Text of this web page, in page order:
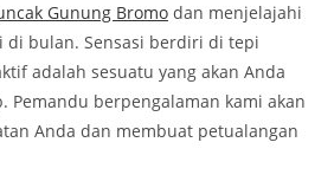
Gunung Bromo dan menjelajahi
di bulan. Sensasi berdiri di tepi
adalah sesuatu yang akan Anda
Pemandu berpengalaman kami akan
Anda dan membuat petualangan